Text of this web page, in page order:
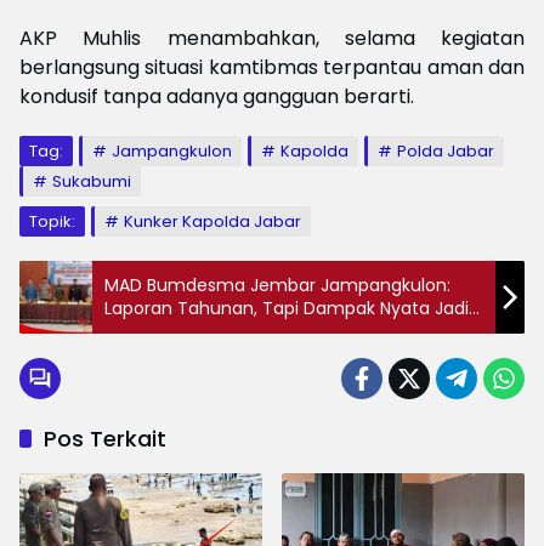
AKP Muhlis menambahkan, selama kegiatan
berlangsung situasi kamtibmas terpantau aman dan
kondusif tanpa adanya gangguan berarti.
Tag: Jampangkulon Kapolda
Polda Jabar
Sukabumi
Topik:
Kunker Kapolda Jabar
MAD Bumdesma Jembar Jampangkulon:
Laporan Tahunan, Tapi Dampak Nyata Jadi
Sorotan
Pos Terkait